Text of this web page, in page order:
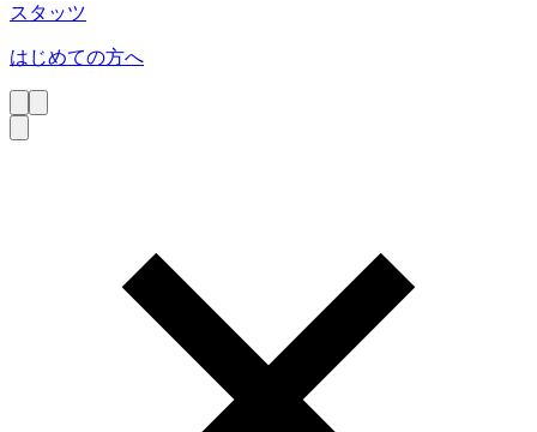
スタッツ
はじめての方へ